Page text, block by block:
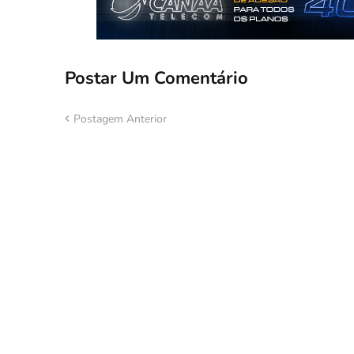
Postar Um Comentário
Postagem Anterior